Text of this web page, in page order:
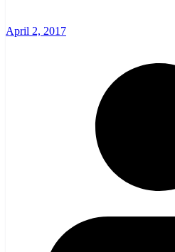
April 2, 2017